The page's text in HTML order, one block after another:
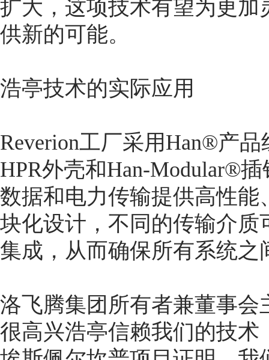
扩大，这项技术有望为更
供新的可能。
浩亭技术的实际应用
Reverion工厂采用Han®产
HPR外壳和Han-Modular®
数据和电力传输提供高性
块化设计，不同的传输介
集成，从而确保所有系统之
洛飞腾集团所有者兼董事会
很高兴浩亭信赖我们的技